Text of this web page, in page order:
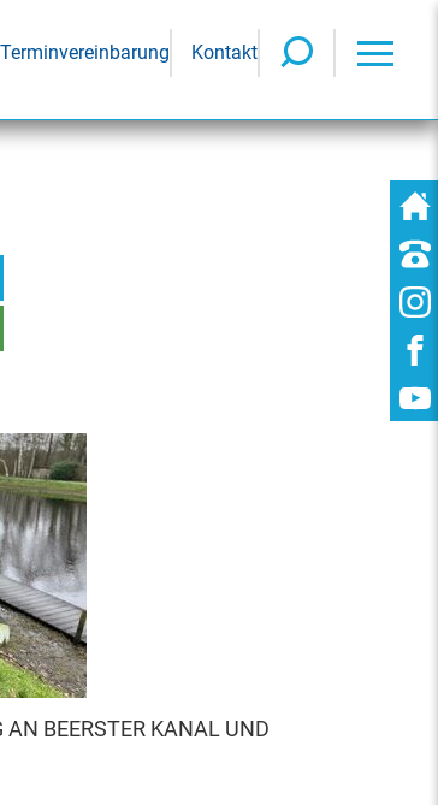
Terminvereinbarung Kontakt
BEERSTER KANAL UND